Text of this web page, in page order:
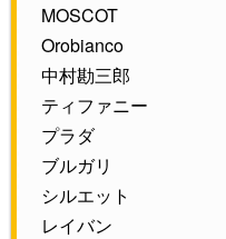
MOSCOT
Orobianco
中村勘三郎
ティファニー
プラダ
ブルガリ
シルエット
レイバン